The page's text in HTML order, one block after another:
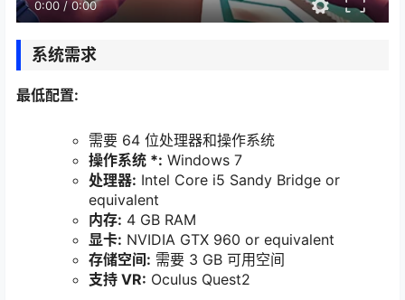
0:00 /0:00
系统需求
最低配置:
需要 64 位处理器和操作系统
操作系统 *: Windows 7
处理器: Intel Core i5 Sandy Bridge or
equivalent
内存: 4 GB RAM
显卡: NVIDIA GTX 960 or equivalent
存储空间: 需要 3 GB 可用空间
支持 VR: Oculus Quest2